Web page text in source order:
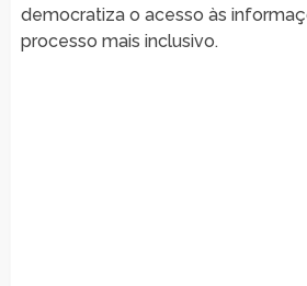
democratiza o acesso às
processo mais inclusivo.